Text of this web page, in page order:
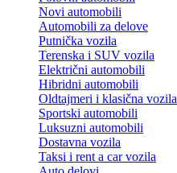
Novi automobili
Automobili za delove
Putnička vozila
Terenska i SUV vozila
Električni automobili
Hibridni automobili
Oldtajmeri i klasična vozila
Sportski automobili
Luksuzni automobili
Dostavna vozila
Taksi i rent a car vozila